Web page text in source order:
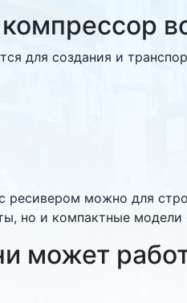
для создания и
ресивером можно для
но и компактные
может